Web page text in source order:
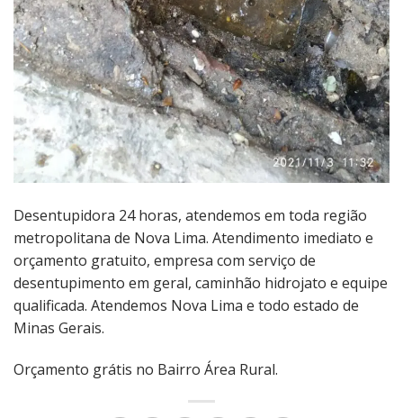
Desentupidora 24 horas, atendemos em toda região
metropolitana de Nova Lima. Atendimento imediato e
orçamento gratuito, empresa com serviço de
desentupimento em geral, caminhão hidrojato e equipe
qualificada. Atendemos Nova Lima e todo estado de
Minas Gerais.
Orçamento grátis no Bairro Área Rural.